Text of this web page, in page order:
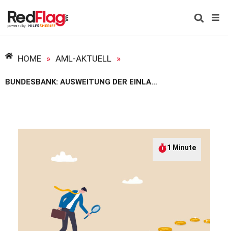
HOME » AML-AKTUELL »
BUNDESBANK: AUSWEITUNG DER EINLAGENGRENZE AUF JURISTISCHE PERSONEN, ORGANISATIONEN ODER EINRICHTUNGEN IN DRITTLÄNDERN
1 Minute